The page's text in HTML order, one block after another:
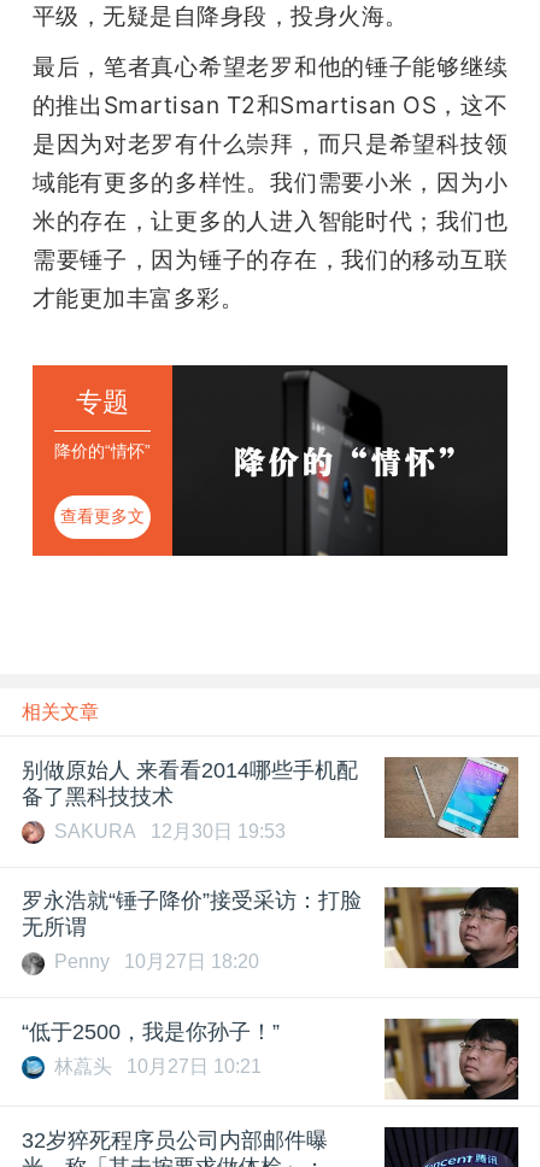
平级，无疑是自降身段，投身火海。
最后，笔者真心希望老罗和他的锤子能够继续
的推出Smartisan T2和Smartisan OS，这不
是因为对老罗有什么崇拜，而只是希望科技领
域能有更多的多样性。我们需要小米，因为小
米的存在，让更多的人进入智能时代；我们也
需要锤子，因为锤子的存在，我们的移动互联
才能更加丰富多彩。
专题
降价的“情怀”
查看更多文
章
相关文章
别做原始人 来看看2014哪些手机配
备了黑科技技术
SAKURA 12月30日 19:53
罗永浩就“锤子降价”接受采访：打脸
无所谓
Penny 10月27日 18:20
“低于2500，我是你孙子！”
林藠头 10月27日 10:21
32岁猝死程序员公司内部邮件曝